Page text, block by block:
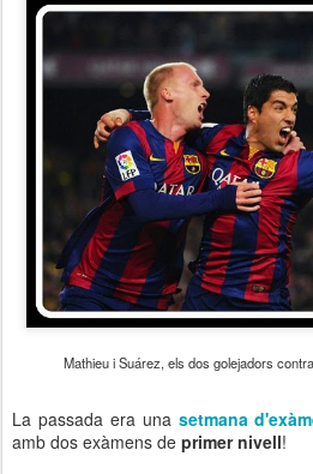
Mathieu i Suárez, els dos golejadors
La passada era una setmana
amb dos exàmens de primer nivell!